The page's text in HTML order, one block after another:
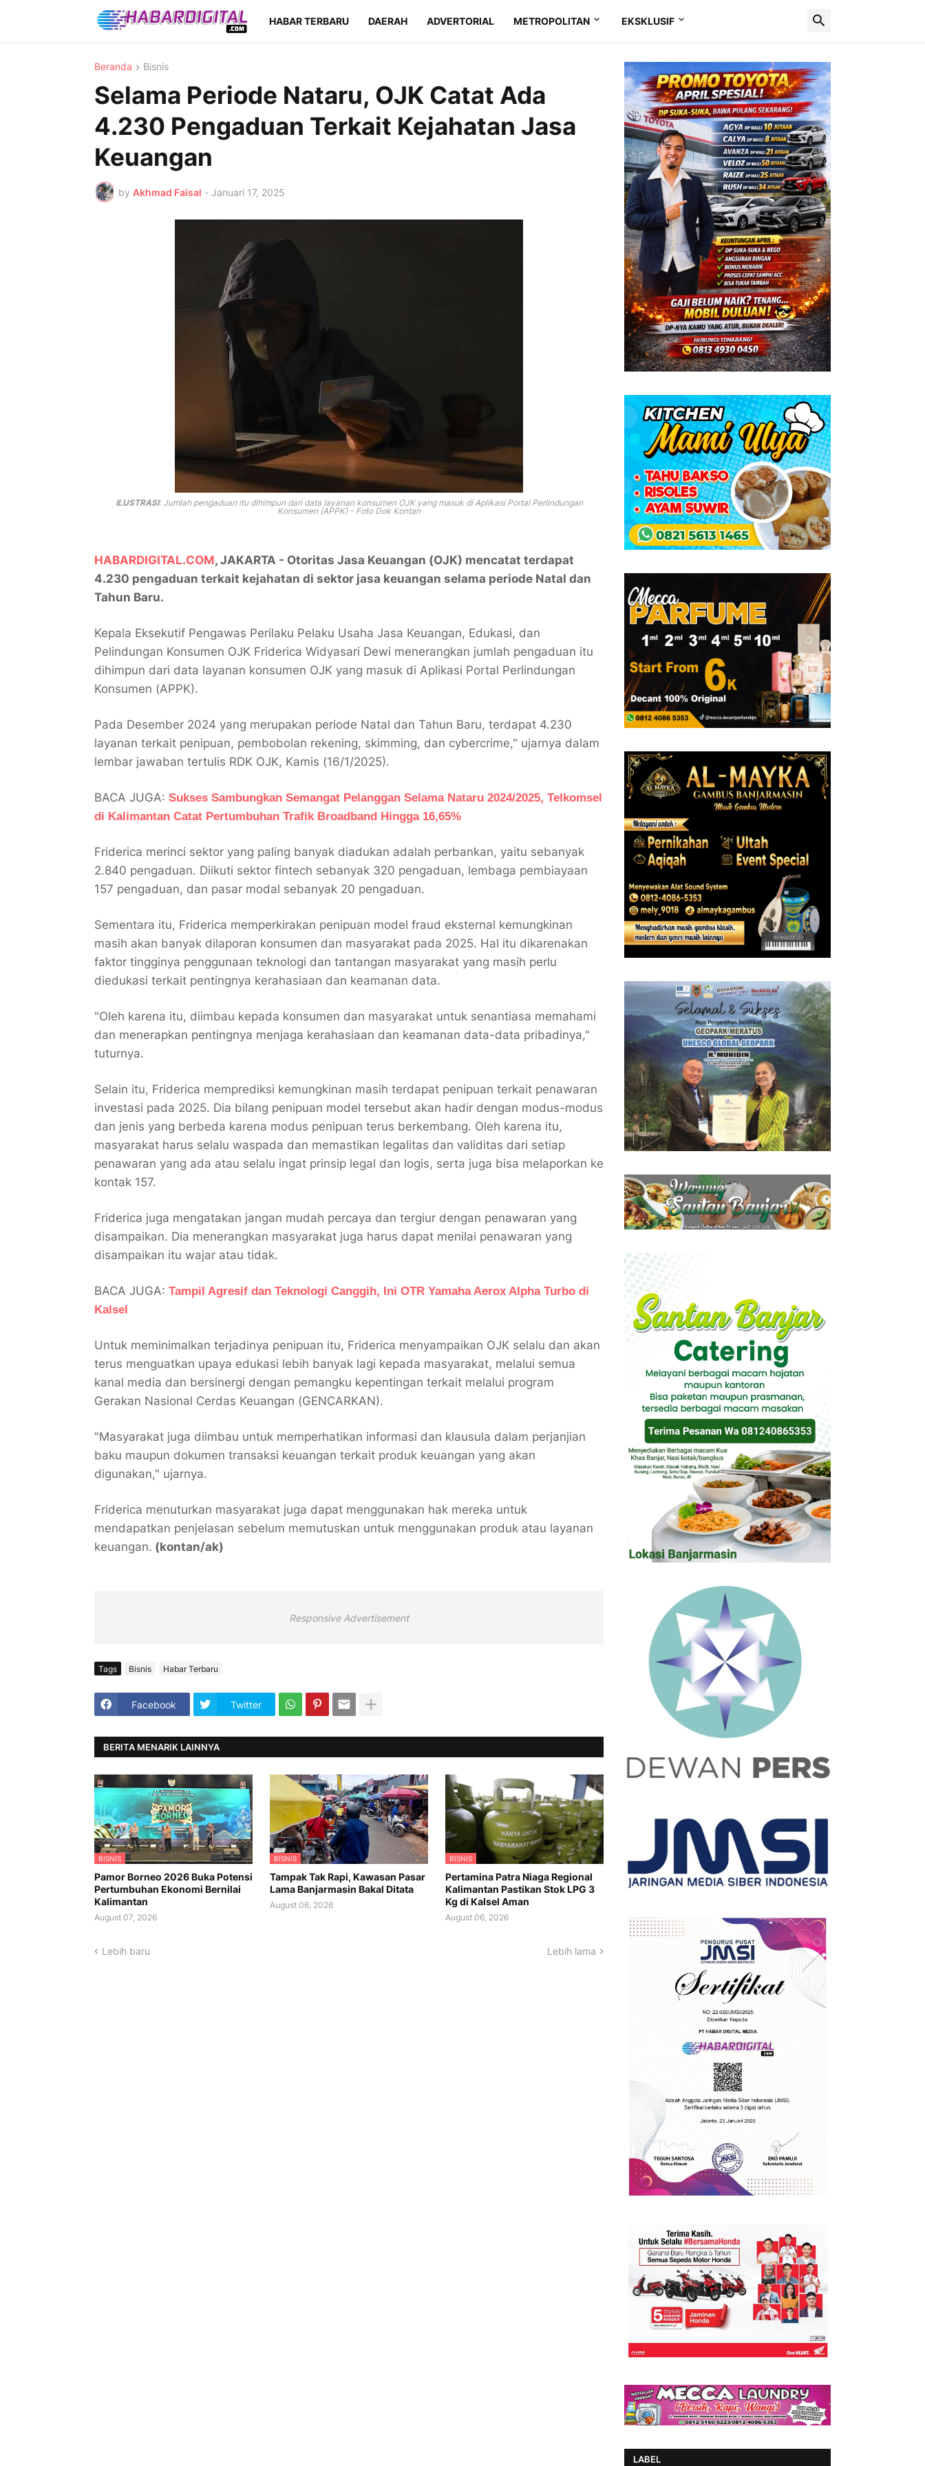
HABAR TERBARU DAERAH ADVERTORIAL METROPOLITAN EKSKLUSIF
Beranda Bisnis
Selama Periode Nataru, OJK Catat Ada
4.230 Pengaduan Terkait Kejahatan Jasa
Keuangan
by Akhmad Faisal - Januari 17, 2025
ILUSTRASI: Jumlah pengaduan itu dihimpun dari data layanan konsumen OJK yang masuk di Aplikasi Portal Perlindungan
Konsumen (APPK) - Foto Dok Kontan
HABARDIGITAL.COM, JAKARTA - Otoritas Jasa Keuangan (OJK) mencatat terdapat
4.230 pengaduan terkait kejahatan di sektor jasa keuangan selama periode Natal dan
Tahun Baru.
Kepala Eksekutif Pengawas Perilaku Pelaku Usaha Jasa Keuangan, Edukasi, dan
Pelindungan Konsumen OJK Friderica Widyasari Dewi menerangkan jumlah pengaduan itu
dihimpun dari data layanan konsumen OJK yang masuk di Aplikasi Portal Perlindungan
Konsumen (APPK).
Pada Desember 2024 yang merupakan periode Natal dan Tahun Baru, terdapat 4.230
layanan terkait penipuan, pembobolan rekening, skimming, dan cybercrime," ujarnya dalam
lembar jawaban tertulis RDK OJK, Kamis (16/1/2025).
BACA JUGA: Sukses Sambungkan Semangat Pelanggan Selama Nataru 2024/2025, Telkomsel
di Kalimantan Catat Pertumbuhan Trafik Broadband Hingga 16,65%
Friderica merinci sektor yang paling banyak diadukan adalah perbankan, yaitu sebanyak
2.840 pengaduan. Diikuti sektor fintech sebanyak 320 pengaduan, lembaga pembiayaan
157 pengaduan, dan pasar modal sebanyak 20 pengaduan.
Sementara itu, Friderica memperkirakan penipuan model fraud eksternal kemungkinan
masih akan banyak dilaporan konsumen dan masyarakat pada 2025. Hal itu dikarenakan
faktor tingginya penggunaan teknologi dan tantangan masyarakat yang masih perlu
diedukasi terkait pentingnya kerahasiaan dan keamanan data.
"Oleh karena itu, diimbau kepada konsumen dan masyarakat untuk senantiasa memahami
dan menerapkan pentingnya menjaga kerahasiaan dan keamanan data-data pribadinya,"
tuturnya.
Selain itu, Friderica memprediksi kemungkinan masih terdapat penipuan terkait penawaran
investasi pada 2025. Dia bilang penipuan model tersebut akan hadir dengan modus-modus
dan jenis yang berbeda karena modus penipuan terus berkembang. Oleh karena itu,
masyarakat harus selalu waspada dan memastikan legalitas dan validitas dari setiap
penawaran yang ada atau selalu ingat prinsip legal dan logis, serta juga bisa melaporkan ke
kontak 157.
Friderica juga mengatakan jangan mudah percaya dan tergiur dengan penawaran yang
disampaikan. Dia menerangkan masyarakat juga harus dapat menilai penawaran yang
disampaikan itu wajar atau tidak.
BACA JUGA: Tampil Agresif dan Teknologi Canggih, Ini OTR Yamaha Aerox Alpha Turbo di
Kalsel
Untuk meminimalkan terjadinya penipuan itu, Friderica menyampaikan OJK selalu dan akan
terus menguatkan upaya edukasi lebih banyak lagi kepada masyarakat, melalui semua
kanal media dan bersinergi dengan pemangku kepentingan terkait melalui program
Gerakan Nasional Cerdas Keuangan (GENCARKAN).
"Masyarakat juga diimbau untuk memperhatikan informasi dan klausula dalam perjanjian
baku maupun dokumen transaksi keuangan terkait produk keuangan yang akan
digunakan," ujarnya.
Friderica menuturkan masyarakat juga dapat menggunakan hak mereka untuk
mendapatkan penjelasan sebelum memutuskan untuk menggunakan produk atau layanan
keuangan. (kontan/ak)
Responsive Advertisement
Tags Bisnis Habar Terbaru
Facebook Twitter
BERITA MENARIK LAINNYA
BISNIS
Pamor Borneo 2026 Buka Potensi
Pertumbuhan Ekonomi Bernilai
Kalimantan
August 07, 2026
BISNIS
Tampak Tak Rapi, Kawasan Pasar
Lama Banjarmasin Bakal Ditata
August 06, 2026
BISNIS
Pertamina Patra Niaga Regional
Kalimantan Pastikan Stok LPG 3
Kg di Kalsel Aman
August 06, 2026
Lebih baru Lebih lama
LABEL